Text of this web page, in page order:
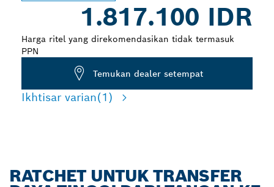
1.817.100 IDR
Harga ritel yang direkomendasikan tidak termasuk
PPN
Temukan dealer setempat
Ikhtisar varian(1)
RATCHET UNTUK TRANSFER